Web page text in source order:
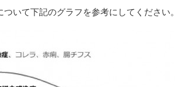
いて下記のグラフを参考にしてください。